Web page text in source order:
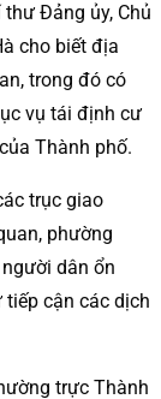
Đảng ủy, Chủ
cho biết địa
trong đó có
vụ tái định cư
Thành phố.
trục giao
phường
dân ổn
cận các dịch
trực Thành